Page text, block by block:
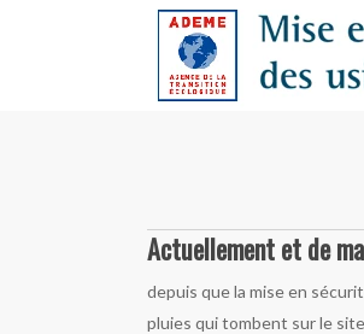
Actuellement et de
depuis que la mise en
pluies qui tombent sur le